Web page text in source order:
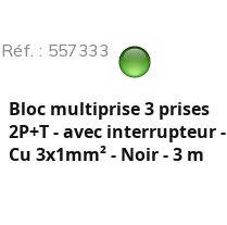
Réf. : 557333
Bloc multiprise 3 prises
2P+T - avec interrupteur -
Cu 3x1mm² - Noir - 3 m